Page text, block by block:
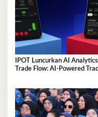
IPOT Luncurkan AI
Trade Flow: AI-Powered